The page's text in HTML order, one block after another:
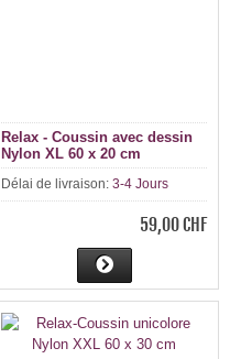
Relax - Coussin avec dessin
Nylon XL 60 x 20 cm
Délai de livraison: 3-4 Jours
59,00 CHF